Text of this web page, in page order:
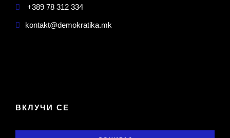
+389 78 312 334
kontakt@demokratika.mk
ВКЛУЧИ СЕ